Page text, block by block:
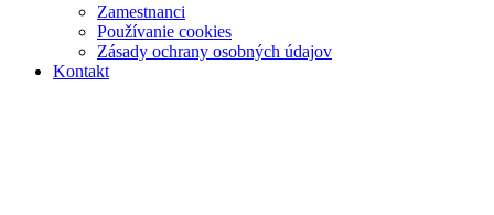
Zamestnanci
Používanie cookies
Zásady ochrany osobných údajov
Kontakt